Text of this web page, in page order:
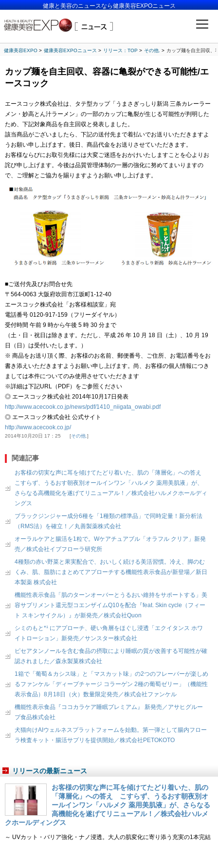
健康と美容のニュースなら健康美容EXPOニュース
健康美容EXPO 健康美容EXPOニュース リリース：TOP その他. カップ麺を自主回収、
カップ麺を自主回収、容器に亀裂ができる可能性/エ
ースコック
エースコック株式会社は、タテ型カップ「うまさぎっしり新潟 三条カレーラー
メン・妙高とん汁ラーメン」の一部のカップに亀裂が生じる可能性が判明した
ため、下記対象商品を自主回収と発表しました。
該当商品がございましたら、下記の送付先まで着払いでお送りいただきますよ
うお願い申し上げます。後日、商品代金をお送りさせていただきます。
お客様ならびにお取引先様には大変ご迷惑をおかけいたしますことを心よりお
詫び申し上げます。今後は品質管理体制の一層の強化に努めてまいりますの
で、ご理解とご協力を賜りますようお願い申し上げます。
■ご送付先及びお問合せ先
〒564‐0063 大阪府吹田市江坂町1‐12‐40
エースコック株式会社「お客様相談室」宛
電話番号 0120‐917‐159（フリーダイヤル）
受付時間 午前 9 時から午後 5 時 30 分まで
（土・日・祝日は除きます。ただし、平成 26 年 10 月 18 日（土）、10 月 19
日（日）は受付いたします。）
※ 商品をお送り頂く際、お客様のお名前、郵便番号、ご住所、お電話番号をお
書き添えいただきますようお願い申し上げます。尚、お客様の個人情報につき
ましては本件についてのみ使用させていただきます
※詳細は下記URL（PDF）をご参照ください
◎ エースコック株式会社 2014年10月17日発表
http://www.acecook.co.jp/news/pdf/1410_niigata_owabi.pdf
◎ エースコック株式会社 公式サイト
http://www.acecook.co.jp/
2014年10月20日 17：25 その他.
関連記事
お客様の切実な声に耳を傾けてたどり着いた、肌の「薄層化」への答え
こすらず、うるおす朝夜別オールインワン「ハルメク 薬用美肌液」が、
さらなる高機能化を遂げてリニューアル！／株式会社ハルメクホールディ
ングス
ブラックジンジャー成分6種を「1種類の標準品」で同時定量！新分析法
（RMS法）を確立！／丸善製薬株式会社
オーラルケアと腸活を1粒で。Wケアチュアブル「オラフル クリア」新発
売／株式会社イブフローラ研究所
4種類の赤い野菜と果実配合で、おいしく続ける美活習慣。冷え、脚のむ
くみ、肌、脂肪にまとめてアプローチする機能性表示食品が新登場／新日
本製薬 株式会社
機能性表示食品「肌のターンオーバーとうるおい維持をサポートする」美
容サプリメント還元型コエンザイムQ10を配合『feat. Skin cycle（フィー
ト スキンサイクル）』が新発売／株式会社Quon
シミのもと*¹ にアプローチ、硬い角層をほぐし浸透「エクイタンス ホワ
イトローション」新発売／サンスター株式会社
ピセアタンノールを含む食品の摂取により睡眠の質が改善する可能性が確
認されました／森永製菓株式会社
1箱で「葡萄＆カシス味」と「マスカット味」の2つのフレーバーが楽しめ
るファンケル「ディープチャージ コラーゲン 2種の葡萄ゼリー」（機能性
表示食品）8月18日（火）数量限定発売／株式会社ファンケル
機能性表示食品『ココカラケア睡眠プレミアム』 新発売／アサヒグルー
プ食品株式会社
犬猫向けAIウェルネスプラットフォームを始動。第一弾として腸内フロー
ラ検査キット・腸活サプリを提供開始／株式会社PETOKOTO
リリースの最新ニュース
お客様の切実な声に耳を傾けてたどり着いた、肌の
「薄層化」への答え こすらず、うるおす朝夜別オ
ールインワン「ハルメク 薬用美肌液」が、さらなる
高機能化を遂げてリニューアル！／株式会社ハルメ
クホールディングス
～ UVカット・バリア強化・ナノ浸透。大人の肌変化に寄り添う充実の1本完結